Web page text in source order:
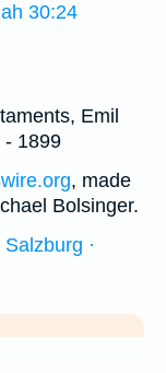
30:24
Emil
- 1899
, made
Bolsinger.
·